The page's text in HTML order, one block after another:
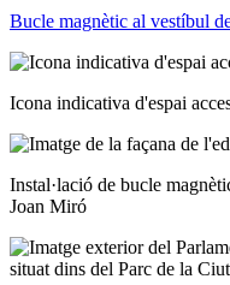
Bucle magnètic al vestíbul
Icona indicativa d'espai
Instal·lació de bucle
Joan Miró